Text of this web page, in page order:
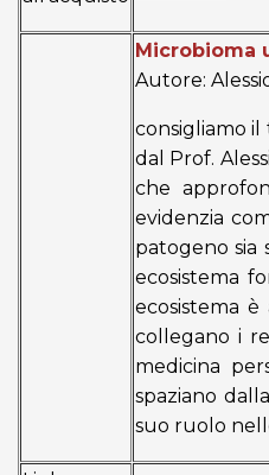
Microbioma
Autore:
consigliamo il
dal Prof.
che
evidenzia
patogeno sia
ecosistema
ecosistema
collegano i
medicina
spaziano
suo ruolo